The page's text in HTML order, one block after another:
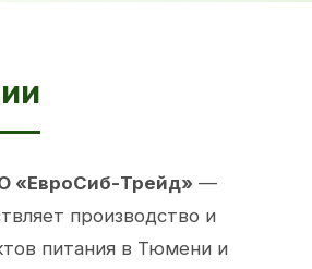
«ЕвроСиб-Трейд» —
производство и
питания в Тюмени и